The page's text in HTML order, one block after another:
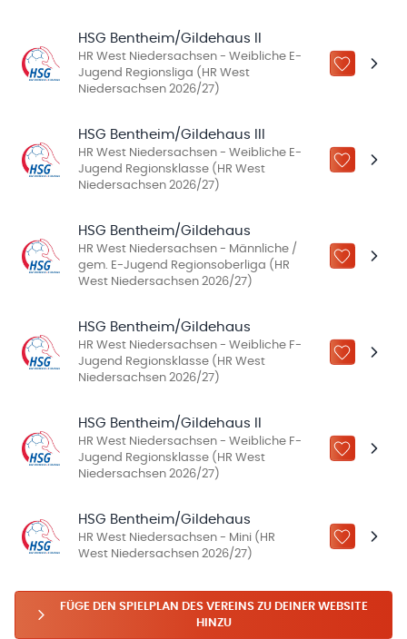
HSG Bentheim/Gildehaus II
HR West Niedersachsen - Weibliche E-
Jugend Regionsliga (HR West
Niedersachsen 2026/27)
ZU „MEINE
HSG Bentheim/Gildehaus III
HR West Niedersachsen - Weibliche E-
Jugend Regionsklasse (HR West
Niedersachsen 2026/27)
ZU „MEINE
HSG Bentheim/Gildehaus
HR West Niedersachsen - Männliche /
gem. E-Jugend Regionsoberliga (HR
West Niedersachsen 2026/27)
ZU „MEINE
HSG Bentheim/Gildehaus
HR West Niedersachsen - Weibliche F-
Jugend Regionsklasse (HR West
Niedersachsen 2026/27)
ZU „MEINE
HSG Bentheim/Gildehaus II
HR West Niedersachsen - Weibliche F-
Jugend Regionsklasse (HR West
Niedersachsen 2026/27)
ZU „MEINE
HSG Bentheim/Gildehaus
HR West Niedersachsen - Mini (HR
West Niedersachsen 2026/27)
ZU „MEINE
FÜGE DEN SPIELPLAN DES VEREINS ZU DEINER WEBSITE
HINZU